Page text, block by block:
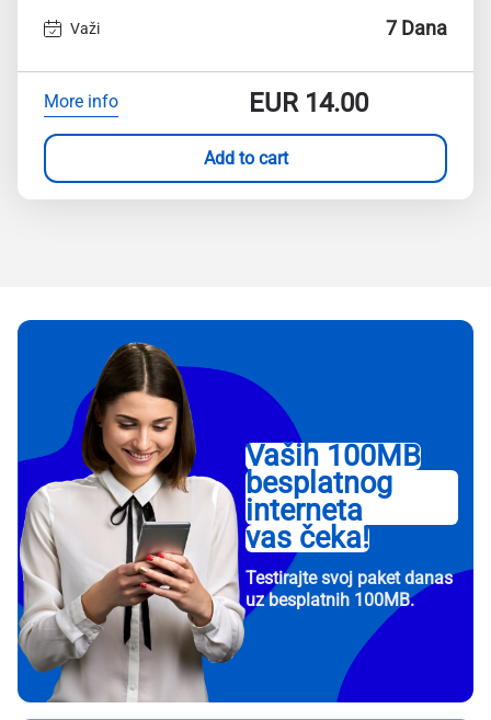
Važi 7 Dana
More info EUR14.00
Add to cart
Vaših 100MB
besplatnog
interneta
vas čeka!
Testirajte svoj paket danas
uz besplatnih 100MB.